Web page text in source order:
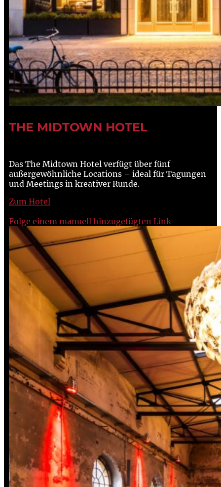
THE MIDTOWN HOTEL
Das The Midtown Hotel verfügt über fünf
außergewöhnliche Locations – ideal für Tagungen
und Meetings in kreativer Runde.
Zum Hotel
Folge einem manuell hinzugefügten Link